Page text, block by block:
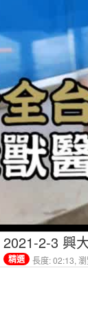
2021-2-3 興
精選 長度: 02:13,